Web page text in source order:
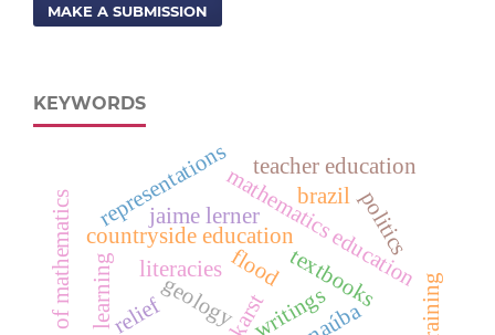
MAKE A SUBMISSION
KEYWORDS
geologykarst
flood
relief writings
countryside education
learning literacies textbooks
mathematics education
teacher education
jaime lerner politics
representations brazil